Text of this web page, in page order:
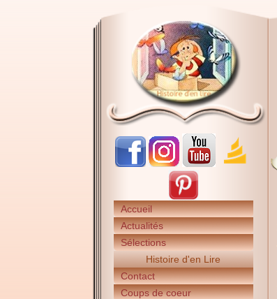
Accueil
Actualités
Sélections
Histoire d'en Lire
Contact
Coups de coeur